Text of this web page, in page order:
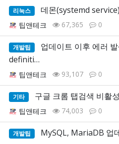
리눅스 데몬(systemd
팁앤테크 67,365 0
개발팁
업데이트 이후 에러
definiti…
팁앤테크 93,107 0
기타 구글 크롬 탭검색 비활
팁앤테크 74,003 0
개발팁 MySQL, MariaDB 업